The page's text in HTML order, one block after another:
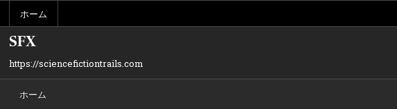
content
ホーム
SFX
https://sciencefictiontrails.com
ホーム